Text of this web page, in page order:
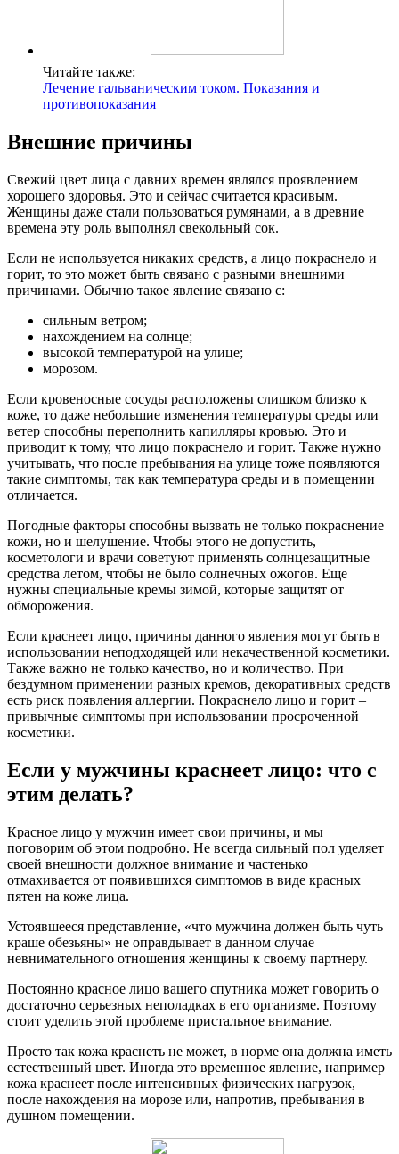
Читайте также:
Лечение гальваническим током. Показания и
противопоказания
Внешние причины
Свежий цвет лица с давних времен являлся проявлением
хорошего здоровья. Это и сейчас считается красивым.
Женщины даже стали пользоваться румянами, а в древние
времена эту роль выполнял свекольный сок.
Если не используется никаких средств, а лицо покраснело и
горит, то это может быть связано с разными внешними
причинами. Обычно такое явление связано с:
сильным ветром;
нахождением на солнце;
высокой температурой на улице;
морозом.
Если кровеносные сосуды расположены слишком близко к
коже, то даже небольшие изменения температуры среды или
ветер способны переполнить капилляры кровью. Это и
приводит к тому, что лицо покраснело и горит. Также нужно
учитывать, что после пребывания на улице тоже появляются
такие симптомы, так как температура среды и в помещении
отличается.
Погодные факторы способны вызвать не только покраснение
кожи, но и шелушение. Чтобы этого не допустить,
косметологи и врачи советуют применять солнцезащитные
средства летом, чтобы не было солнечных ожогов. Еще
нужны специальные кремы зимой, которые защитят от
обморожения.
Если краснеет лицо, причины данного явления могут быть в
использовании неподходящей или некачественной косметики.
Также важно не только качество, но и количество. При
бездумном применении разных кремов, декоративных средств
есть риск появления аллергии. Покраснело лицо и горит –
привычные симптомы при использовании просроченной
косметики.
Если у мужчины краснеет лицо: что с
этим делать?
Красное лицо у мужчин имеет свои причины, и мы
поговорим об этом подробно. Не всегда сильный пол уделяет
своей внешности должное внимание и частенько
отмахивается от появившихся симптомов в виде красных
пятен на коже лица.
Устоявшееся представление, «что мужчина должен быть чуть
краше обезьяны» не оправдывает в данном случае
невнимательного отношения женщины к своему партнеру.
Постоянно красное лицо вашего спутника может говорить о
достаточно серьезных неполадках в его организме. Поэтому
стоит уделить этой проблеме пристальное внимание.
Просто так кожа краснеть не может, в норме она должна иметь
естественный цвет. Иногда это временное явление, например
кожа краснеет после интенсивных физических нагрузок,
после нахождения на морозе или, напротив, пребывания в
душном помещении.